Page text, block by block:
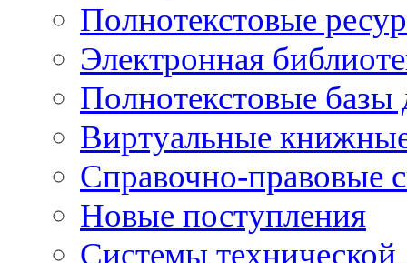
Полнотекстовые
Электронная
Полнотекстовые
Виртуальные
Справочно-правовые
Новые поступления
Cистемы